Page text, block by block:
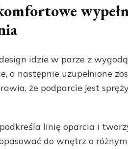
idzie w parze z
a następnie uzupełnione
że podparcie jest
linię oparcia i
do wnętrz o